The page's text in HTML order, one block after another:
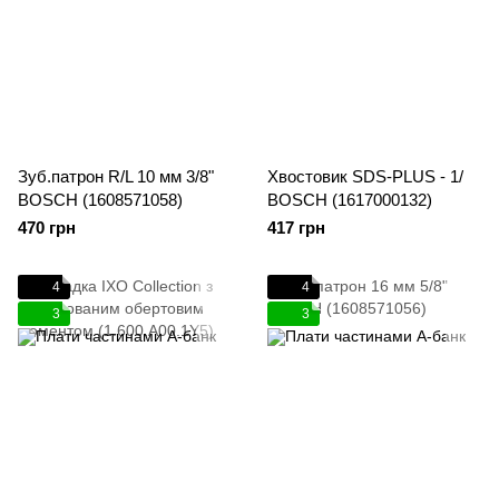
Зуб.патрон R/L 10 мм 3/8"
BOSCH (1608571058)
470 грн
Хвостовик SDS-PLUS - 1/
BOSCH (1617000132)
417 грн
4
3
4
3